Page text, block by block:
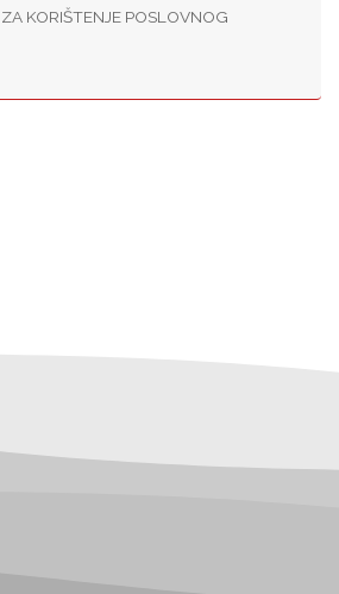
KORIŠTENJE POSLOVNOG